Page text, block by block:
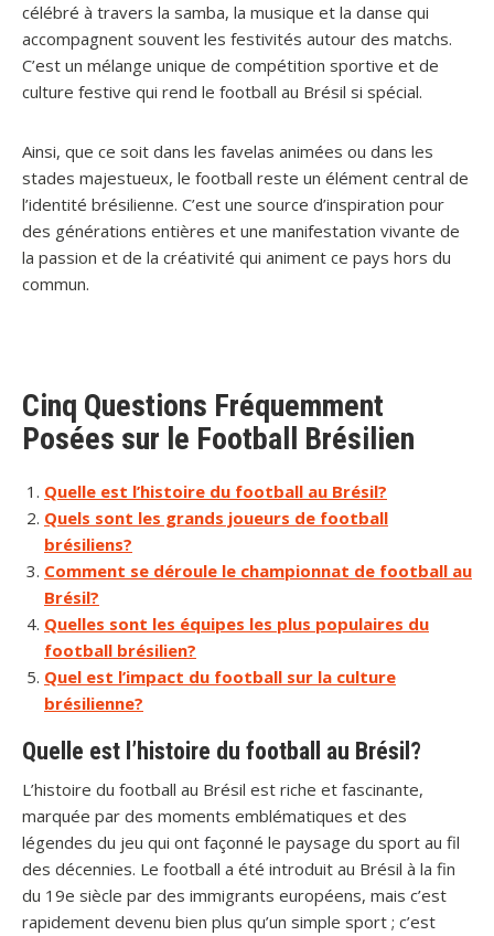
célébré à travers la samba, la musique et la danse qui
accompagnent souvent les festivités autour des matchs.
C’est un mélange unique de compétition sportive et de
culture festive qui rend le football au Brésil si spécial.
Ainsi, que ce soit dans les favelas animées ou dans les
stades majestueux, le football reste un élément central de
l’identité brésilienne. C’est une source d’inspiration pour
des générations entières et une manifestation vivante de
la passion et de la créativité qui animent ce pays hors du
commun.
Cinq Questions Fréquemment
Posées sur le Football Brésilien
Quelle est l’histoire du football au Brésil?
Quels sont les grands joueurs de football
brésiliens?
Comment se déroule le championnat de football au
Brésil?
Quelles sont les équipes les plus populaires du
football brésilien?
Quel est l’impact du football sur la culture
brésilienne?
Quelle est l’histoire du football au Brésil?
L’histoire du football au Brésil est riche et fascinante,
marquée par des moments emblématiques et des
légendes du jeu qui ont façonné le paysage du sport au fil
des décennies. Le football a été introduit au Brésil à la fin
du 19e siècle par des immigrants européens, mais c’est
rapidement devenu bien plus qu’un simple sport ; c’est